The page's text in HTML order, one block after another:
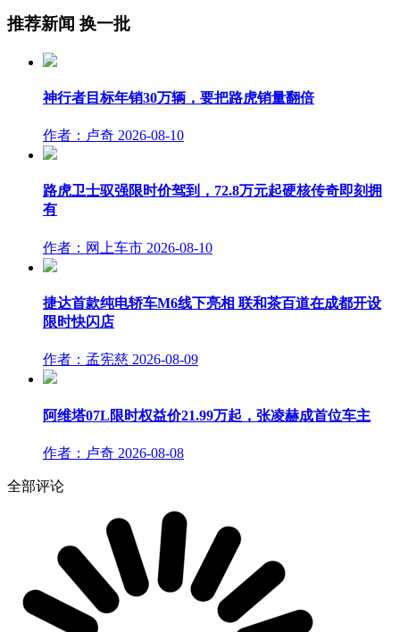
推荐新闻 换一批
神行者目标年销30万辆，要把路虎销量翻倍
作者：卢奇 2026-08-10
路虎卫士驭强限时价驾到，72.8万元起硬核传奇即刻拥
有
作者：网上车市 2026-08-10
捷达首款纯电轿车M6线下亮相 联和茶百道在成都开设
限时快闪店
作者：孟宪慈 2026-08-09
阿维塔07L限时权益价21.99万起，张凌赫成首位车主
作者：卢奇 2026-08-08
全部评论